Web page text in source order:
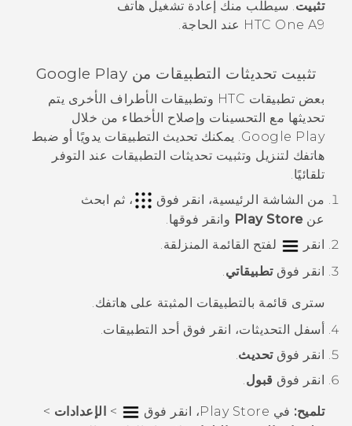
تثبيت سيطلب منك إعادة تشغيل هاتف
HTC One A9 عند الحاجة.
تثبيت تحديثات التطبيقات من Google Play
بعض تطبيقات HTC وتطبيقات الأطراف الأخرى يتم
تحديثها مع التحسينات وإصلاح الأخطاء من خلال
Google Play. يمكنك تحديث التطبيقات يدويًا أو ضبط
هاتفك لتنزيل وتثبيت تحديثات التطبيقات عند التوفر
تلقائيًا.
من الشاشة
الرئيسية، انقر فوق
، ثم ابحث
عنPlay Store وانقر فوقها.
انقر
لفتح القائمة المنزلقة.
انقر فوقتطبيقاتي
سترى قائمة بالتطبيقات المثبتة على هاتفك.
أسفل التحديثات، انقر فوق أحد التطبيقات.
انقر فوقتحديث
انقر فوق قبول
تلميح: في Play Store، انقر فوق > الإعدادات >